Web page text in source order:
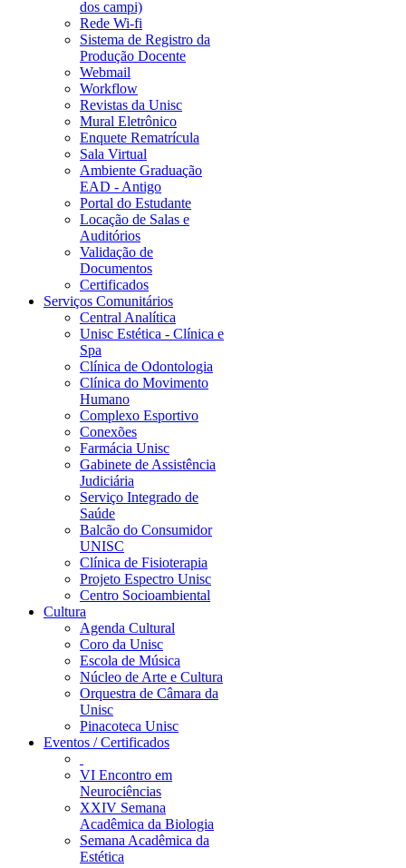
dos campi)
Rede Wi-fi
Sistema de Registro da
Produção Docente
Webmail
Workflow
Revistas da Unisc
Mural Eletrônico
Enquete Rematrícula
Sala Virtual
Ambiente Graduação
EAD - Antigo
Portal do Estudante
Locação de Salas e
Auditórios
Validação de
Documentos
Certificados
Serviços Comunitários
Central Analítica
Unisc Estética - Clínica e
Spa
Clínica de Odontologia
Clínica do Movimento
Humano
Complexo Esportivo
Conexões
Farmácia Unisc
Gabinete de Assistência
Judiciária
Serviço Integrado de
Saúde
Balcão do Consumidor
UNISC
Clínica de Fisioterapia
Projeto Espectro Unisc
Centro Socioambiental
Cultura
Agenda Cultural
Coro da Unisc
Escola de Música
Núcleo de Arte e Cultura
Orquestra de Câmara da
Unisc
Pinacoteca Unisc
Eventos / Certificados
VI Encontro em
Neurociências
XXIV Semana
Acadêmica da Biologia
Semana Acadêmica da
Estética